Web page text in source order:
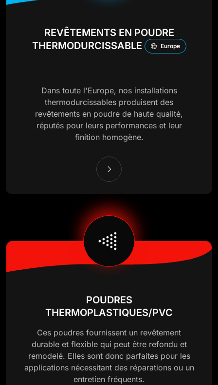
REVÊTEMENTS EN POUDRE
THERMODURCISSABLE
Europe
Dans toute l'Europe, nos installations
thermodurcissables produisent des
revêtements en poudre de haute qualité,
réputés pour leurs performances et leur
finition homogène.
POUDRES
THERMOPLASTIQUES/PVC
Ces poudres fournissent un revêtement
durable et flexible qui peut être refondu et
remodelé. Elles sont donc parfaites pour les
applications nécessitant des réparations ou un
entretien fréquents.